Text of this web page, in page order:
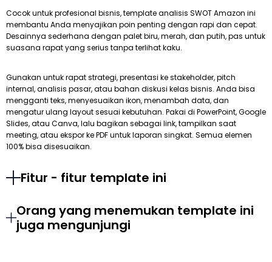
Cocok untuk profesional bisnis, template analisis SWOT Amazon ini
membantu Anda menyajikan poin penting dengan rapi dan cepat.
Desainnya sederhana dengan palet biru, merah, dan putih, pas untuk
suasana rapat yang serius tanpa terlihat kaku.
Gunakan untuk rapat strategi, presentasi ke stakeholder, pitch
internal, analisis pasar, atau bahan diskusi kelas bisnis. Anda bisa
mengganti teks, menyesuaikan ikon, menambah data, dan
mengatur ulang layout sesuai kebutuhan. Pakai di PowerPoint, Google
Slides, atau Canva, lalu bagikan sebagai link, tampilkan saat
meeting, atau ekspor ke PDF untuk laporan singkat. Semua elemen
100% bisa disesuaikan.
Fitur - fitur template ini
Orang yang menemukan template ini
juga mengunjungi